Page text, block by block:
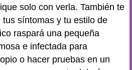
solo con verla. También te
síntomas y tu estilo de
raspará una pequeña
e infectada para
o hacer pruebas en un